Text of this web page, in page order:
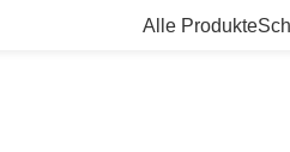
Alle Produkte